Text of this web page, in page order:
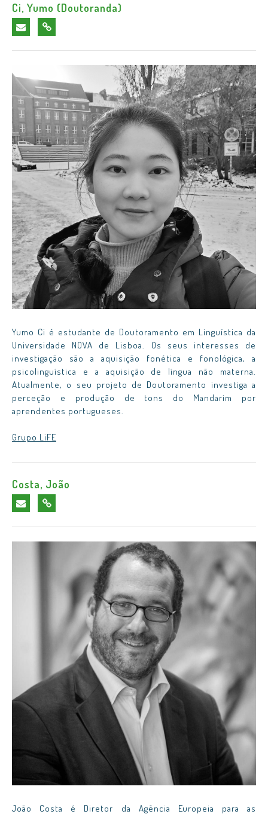
Ci, Yumo (Doutoranda)
Yumo Ci é estudante de Doutoramento em Linguística da
Universidade NOVA de Lisboa. Os seus interesses de
investigação são a aquisição fonética e fonológica, a
psicolinguística e a aquisição de língua não materna.
Atualmente, o seu projeto de Doutoramento investiga a
perceção e produção de tons do Mandarim por
aprendentes portugueses.
Grupo LiFE
Costa, João
João Costa é Diretor da Agência Europeia para as